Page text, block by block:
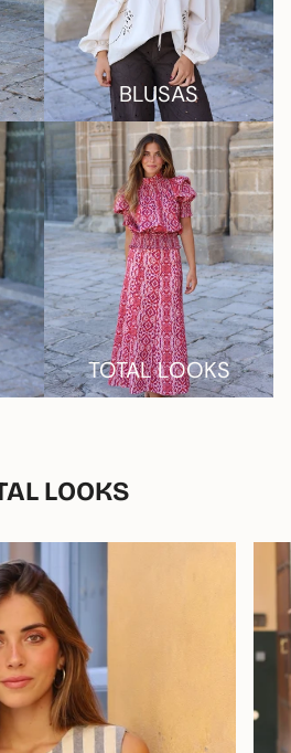
BLUSAS
TOTAL LOOKS
LOOKS